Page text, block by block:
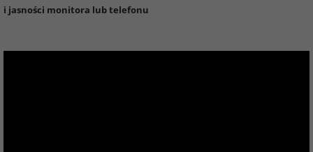
i jasności monitora lub telefonu